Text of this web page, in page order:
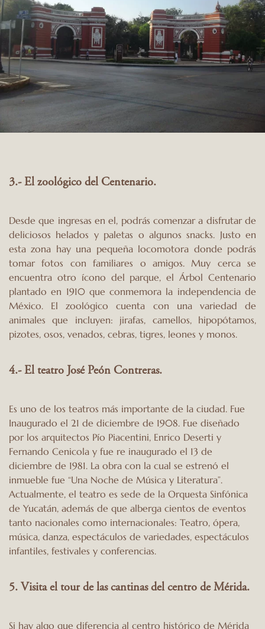
3.- El zoológico del Centenario.
Desde que ingresas en el, podrás comenzar a disfrutar de
deliciosos helados y paletas o algunos snacks. Justo en
esta zona hay una pequeña locomotora donde podrás
tomar fotos con familiares o amigos. Muy cerca se
encuentra otro ícono del parque, el Árbol Centenario
plantado en 1910 que conmemora la independencia de
México. El zoológico cuenta con una variedad de
animales que incluyen: jirafas, camellos, hipopótamos,
pizotes, osos, venados, cebras, tigres, leones y monos.
4.- El teatro José Peón Contreras.
Es uno de los teatros más importante de la ciudad. Fue
Inaugurado el 21 de diciembre de 1908. Fue diseñado
por los arquitectos Pío Piacentini, Enrico Deserti y
Fernando Cenicola y fue re inaugurado el 13 de
diciembre de 1981. La obra con la cual se estrenó el
inmueble fue “Una Noche de Música y Literatura”.
Actualmente, el teatro es sede de la Orquesta Sinfónica
de Yucatán, además de que alberga cientos de eventos
tanto nacionales como internacionales: Teatro, ópera,
música, danza, espectáculos de variedades, espectáculos
infantiles, festivales y conferencias.
5. Visita el tour de las cantinas del centro de Mérida.
Si hay algo que diferencia al centro histórico de Mérida